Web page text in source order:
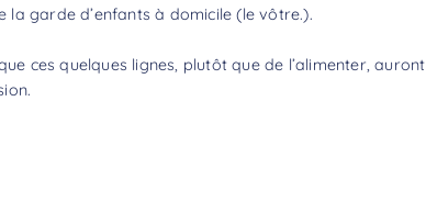
la garde d’enfants à domicile (le vôtre.).
ces quelques lignes, plutôt que de l’alimenter, auront